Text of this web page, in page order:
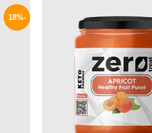
هو:
130 EGP.
هو:
109 EGP.
-18%